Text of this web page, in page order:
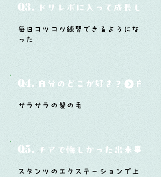
Q3. ドリレボに入って成長した
毎日コツコツ練習できるようにな
った
Q4. 自分のどこが好き？
サラサラの髪の毛
Q5. チアで悔しかった出来事と
スタンツのエクステーションで上